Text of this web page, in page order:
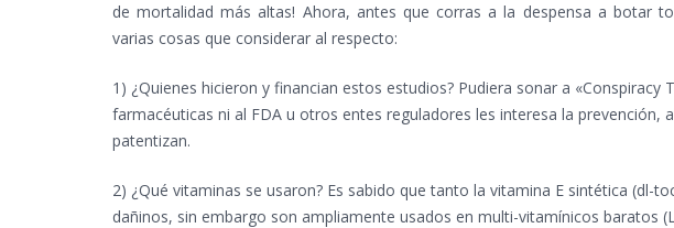
de mortalidad más altas! Ahora, antes que corras a la despensa a botar
varias cosas que considerar al respecto:
1) ¿Quienes hicieron y financian estos estudios? Pudiera sonar a «Conspiracy
farmacéuticas ni al FDA u otros entes reguladores les interesa la prevención,
patentizan.
2) ¿Qué vitaminas se usaron? Es sabido que tanto la vitamina E sintética (dl-
dañinos, sin embargo son ampliamente usados en multi-vitamínicos baratos